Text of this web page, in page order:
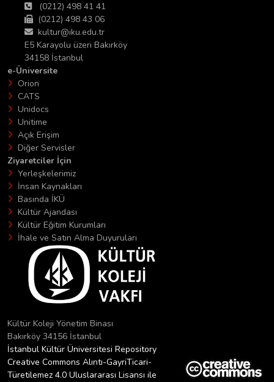
(0212) 498 41 41
(0212) 498 43 06
kultur@iku.edu.tr
E5 Karayolu üzeri Bakırköy
34158 İstanbul
e-Üniversite
Orion
CATS
Unidocs
Unitime
Açık Erişim
Diğer Servisler
Ziyaretciler İçin
Yerleşkelerimiz
İnsan Kaynakları
Basında İKÜ
Kültür Ajandası
Kültür Eğitim Kurumları
İhale ve Satın Alma Duyuruları
Kültür Koleji Yönetim Binası
Bakırköy 34156 İstanbul
İstanbul Kültür Üniversitesi Repository
Creative Commons Alıntı-GayriTicari-
Türetilemez 4.0 Uluslararası Lisansı ile